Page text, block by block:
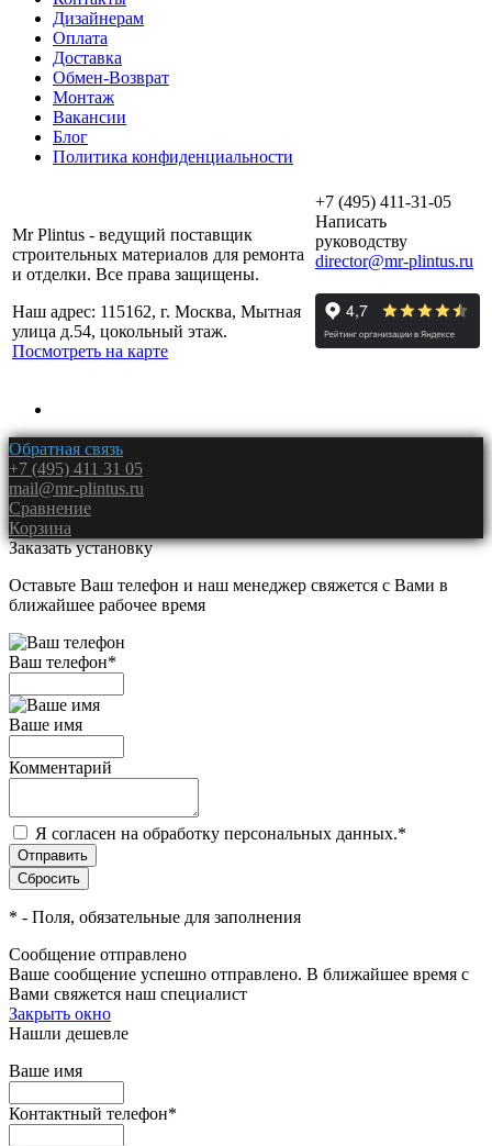
Дизайнерам
Оплата
Доставка
Обмен-Возврат
Монтаж
Вакансии
Блог
Политика конфиденциальности
Mr Plintus - ведущий поставщик
строительных материалов для ремонта
и отделки. Все права защищены.
Наш адрес: 115162, г. Москва, Мытная
улица д.54, цокольный этаж.
Посмотреть на карте
+7 (495) 411-31-05
Написать
руководству
director@mr-plintus.ru
Обратная связь
+7 (495) 411 31 05
mail@mr-plintus.ru
Сравнение
Корзина
Заказать установку
Оставьте Ваш телефон и наш менеджер свяжется с Вами в
ближайшее рабочее время
Ваш телефон*
Ваше имя
Комментарий
Я согласен на обработку персональных данных.*
* - Поля, обязательные для заполнения
Сообщение отправлено
Ваше сообщение успешно отправлено. В ближайшее время с
Вами свяжется наш специалист
Закрыть окно
Нашли дешевле
Ваше имя
Контактный телефон*